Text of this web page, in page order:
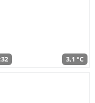
3,1 °C